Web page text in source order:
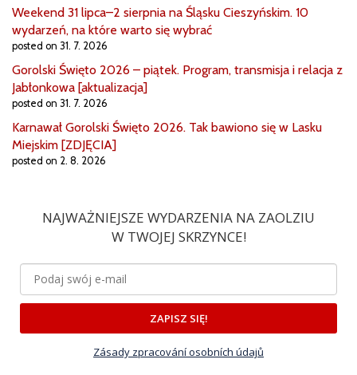
Weekend 31 lipca–2 sierpnia na Śląsku Cieszyńskim. 10
wydarzeń, na które warto się wybrać
posted on 31. 7. 2026
Gorolski Święto 2026 – piątek. Program, transmisja i relacja z
Jabłonkowa [aktualizacja]
posted on 31. 7. 2026
Karnawał Gorolski Święto 2026. Tak bawiono się w Lasku
Miejskim [ZDJĘCIA]
posted on 2. 8. 2026
NAJWAŻNIEJSZE WYDARZENIA NA ZAOLZIU
W TWOJEJ SKRZYNCE!
ZAPISZ SIĘ!
Zásady zpracování osobních údajů